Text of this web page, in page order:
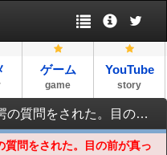
ゲーム
game
YouTube
story
１3年間教えていた生徒から驚愕の質問をされた。目の前が真っ暗になった。20年間やってきたけどもう廃業する…
質問をされた。目の前が真っ